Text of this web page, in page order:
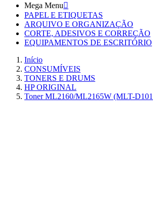
Mega Menu
PAPEL E ETIQUETAS
ARQUIVO E ORGANIZAÇÃO
CORTE, ADESIVOS E CORREÇÃO
EQUIPAMENTOS DE ESCRITÓRIO
Início
CONSUMÍVEIS
TONERS E DRUMS
HP ORIGINAL
Toner ML2160/ML2165W (MLT-